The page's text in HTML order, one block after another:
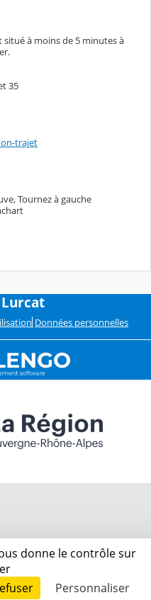
situé à moins de 5 minutes à
35
trajet
Tournez à gauche
Données personnelles
donne le contrôle sur
Personnaliser